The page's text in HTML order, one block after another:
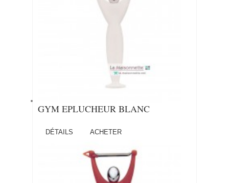
GYM EPLUCHEUR BLANC
DÉTAILS ACHETER